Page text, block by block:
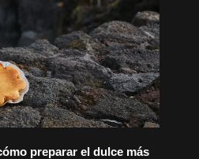
preparar el dulce más